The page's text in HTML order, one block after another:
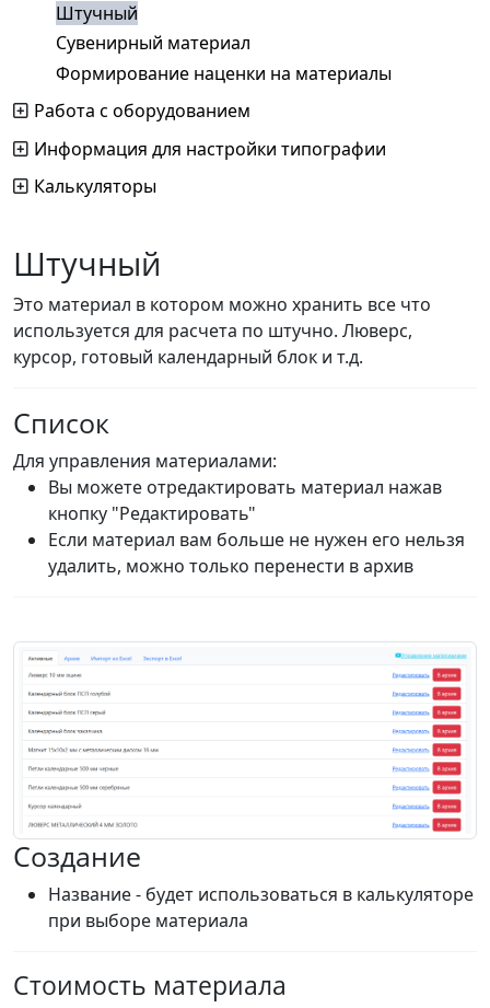
Штучный
Сувенирный материал
Формирование наценки на материалы
Работа с оборудованием
Информация для настройки типографии
Калькуляторы
Штучный
Это материал в котором можно хранить все что
используется для расчета по штучно. Люверс,
курсор, готовый календарный блок и т.д.
Список
Для управления материалами:
Вы можете отредактировать материал нажав
кнопку "Редактировать"
Если материал вам больше не нужен его нельзя
удалить, можно только перенести в архив
Создание
Название - будет использоваться в калькуляторе
при выборе материала
Стоимость материала